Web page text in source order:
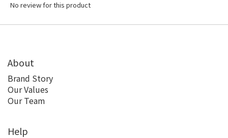
No review for this product
About
Brand Story
Our Values
Our Team
Help